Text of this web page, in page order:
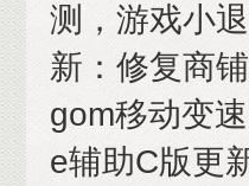
测，游戏小
新：修复商
gom移动变
e辅助C版更